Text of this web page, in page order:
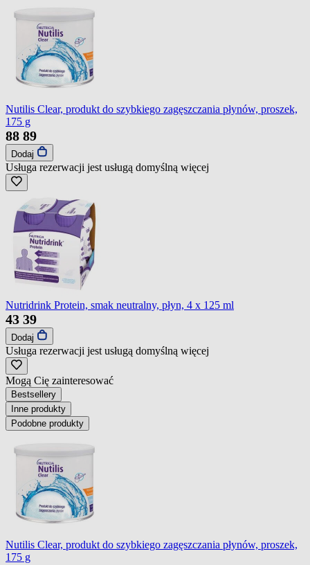
Nutilis Clear, produkt do szybkiego zagęszczania płynów, proszek,
175 g
88 89
Dodaj
Usługa rezerwacji jest usługą domyślną więcej
Nutridrink Protein, smak neutralny, płyn, 4 x 125 ml
43 39
Dodaj
Usługa rezerwacji jest usługą domyślną więcej
Mogą Cię zainteresować
Bestsellery
Inne produkty
Podobne produkty
Nutilis Clear, produkt do szybkiego zagęszczania płynów, proszek,
175 g